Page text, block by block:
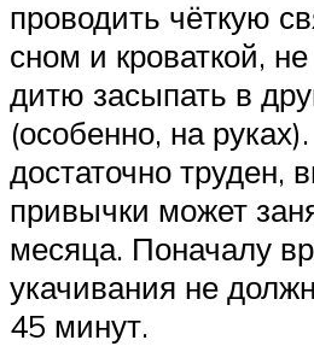
проводить чёткую
сном и кроваткой,
дитю засыпать в
(особенно, на
достаточно труден,
привычки может
месяца. Поначалу
укачивания не
45 минут.